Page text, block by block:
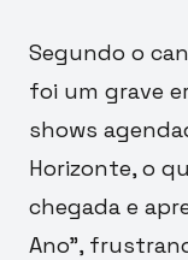
Segundo o
foi um grave
shows
Horizonte, o
chegada e
Ano”,